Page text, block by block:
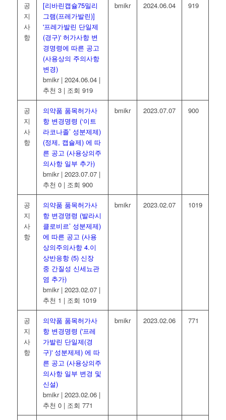
공
지
사
항
[리바린캡슐75밀리
그램(프레가발린)]
'프레가발린 단일제
(경구)' 허가사항 변
경명령에 따른 공고
(사용상의 주의사항
변경)
bmikr | 2024.06.04 |
추천 3 | 조회 919
bmikr 2024.06.04 919
공
지
사
항
의약품 품목허가사
항 변경명령 (‘이트
라코나졸’ 성분제제)
(정제, 캡슐제) 에 따
른 공고 (사용상의주
의사항 일부 추가)
bmikr | 2023.07.07 |
추천 0 | 조회 900
bmikr 2023.07.07 900
공
지
사
항
의약품 품목허가사
항 변경명령 (발라시
클로비르’ 성분제제)
에 따른 공고 (사용
상의주의사항 4.이
상반응항 (5) 신장
중 간질성 신세뇨관
염 추가)
bmikr | 2023.02.07 |
추천 1 | 조회 1019
bmikr 2023.02.07 1019
공
지
사
항
의약품 품목허가사
항 변경명령 ('프레
가발린 단일제(경
구)' 성분제제) 에 따
른 공고 (사용상의주
의사항 일부 변경 및
신설)
bmikr | 2023.02.06 |
추천 0 | 조회 771
bmikr 2023.02.06 771